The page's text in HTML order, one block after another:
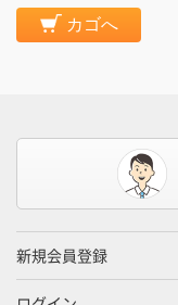
カゴへ
新規会員登録